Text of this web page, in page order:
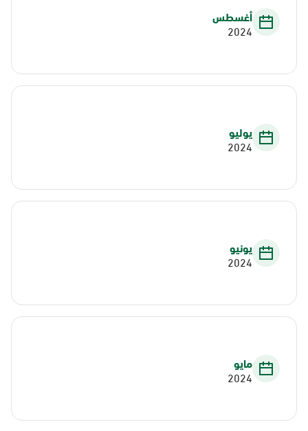
أغسطس
2024
يوليو
2024
يونيو
2024
مايو
2024